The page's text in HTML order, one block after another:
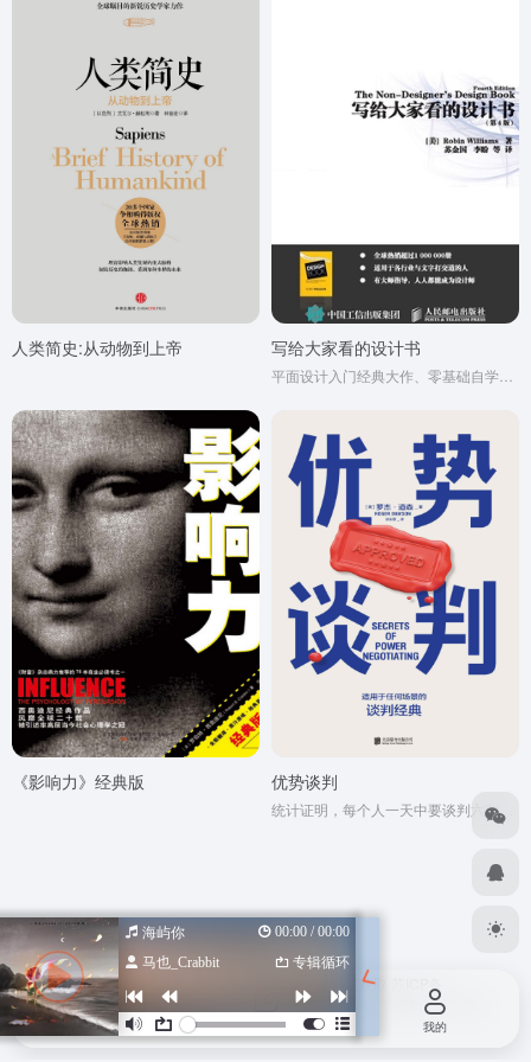
人类简史:从动物到上帝 写给大家看的设计书
《影响力》经典版 优势谈判
统计证明，每个人一天中要谈判六到七次 去商场购物是谈判 找工作谈薪水是谈判 租房、买房是谈判 销售是谈判 挖客户也是谈判 甚至与亲人朋友聊天都是谈判 ...... 掌握被全球1000万人验证有效的谈判技巧，你的人生会变得大大不同! 无论你的谈判对手是房地产经纪人、汽车销售商、保险经纪人，还是家人、朋友、生意伙伴、上司，你都能通过优势谈判技巧成功地赢得谈判，并且赢得他们的好感。 @ 怎样让步既不吃亏，还让对手满意? @ 如何利用“专家秘诀”抵消对手的经验优势? @ 如何找出对方的“心动按钮”，并将其转化为订单? 这本书是由美国两任总统的首席谈判顾问、商业谈判大师罗杰·道森集30年的成功谈判经验著述而成，书中有详细的指导、生动而真实的案例、权威的大师手记和实用的建议。 教会你如何在谈判桌前取胜，更教会你如何在谈判结束后让对手感觉到自己赢得谈判，而不是吃亏了。
Copyright © 2026 设计导航汇总-优质设计资源一站式获取
2022047798号
苏公网安备 32080102000318号 OneNav强力驱动
海屿你
00:00 / 00:00
马也_Crabbit
专辑循环
首页 投稿 我的